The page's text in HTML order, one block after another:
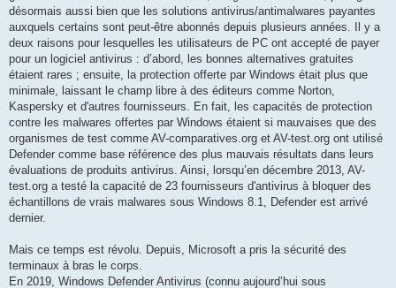
désormais aussi bien que les solutions antivirus/antimalwares payantes
auxquels certains sont peut-être abonnés depuis plusieurs années. Il y a
deux raisons pour lesquelles les utilisateurs de PC ont accepté de payer
pour un logiciel antivirus : d’abord, les bonnes alternatives gratuites
étaient rares ; ensuite, la protection offerte par Windows était plus que
minimale, laissant le champ libre à des éditeurs comme Norton,
Kaspersky et d'autres fournisseurs. En fait, les capacités de protection
contre les malwares offertes par Windows étaient si mauvaises que des
organismes de test comme AV-comparatives.org et AV-test.org ont utilisé
Defender comme base référence des plus mauvais résultats dans leurs
évaluations de produits antivirus. Ainsi, lorsqu’en décembre 2013, AV-
test.org a testé la capacité de 23 fournisseurs d'antivirus à bloquer des
échantillons de vrais malwares sous Windows 8.1, Defender est arrivé
dernier.
Mais ce temps est révolu. Depuis, Microsoft a pris la sécurité des
terminaux à bras le corps.
En 2019, Windows Defender Antivirus (connu aujourd’hui sous